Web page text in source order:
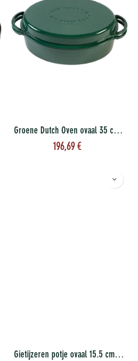
Groene Dutch Oven ovaal 35 cm, 5.2 l
196,69€
Gietijzeren potje ovaal 15.5 cm, met plankje